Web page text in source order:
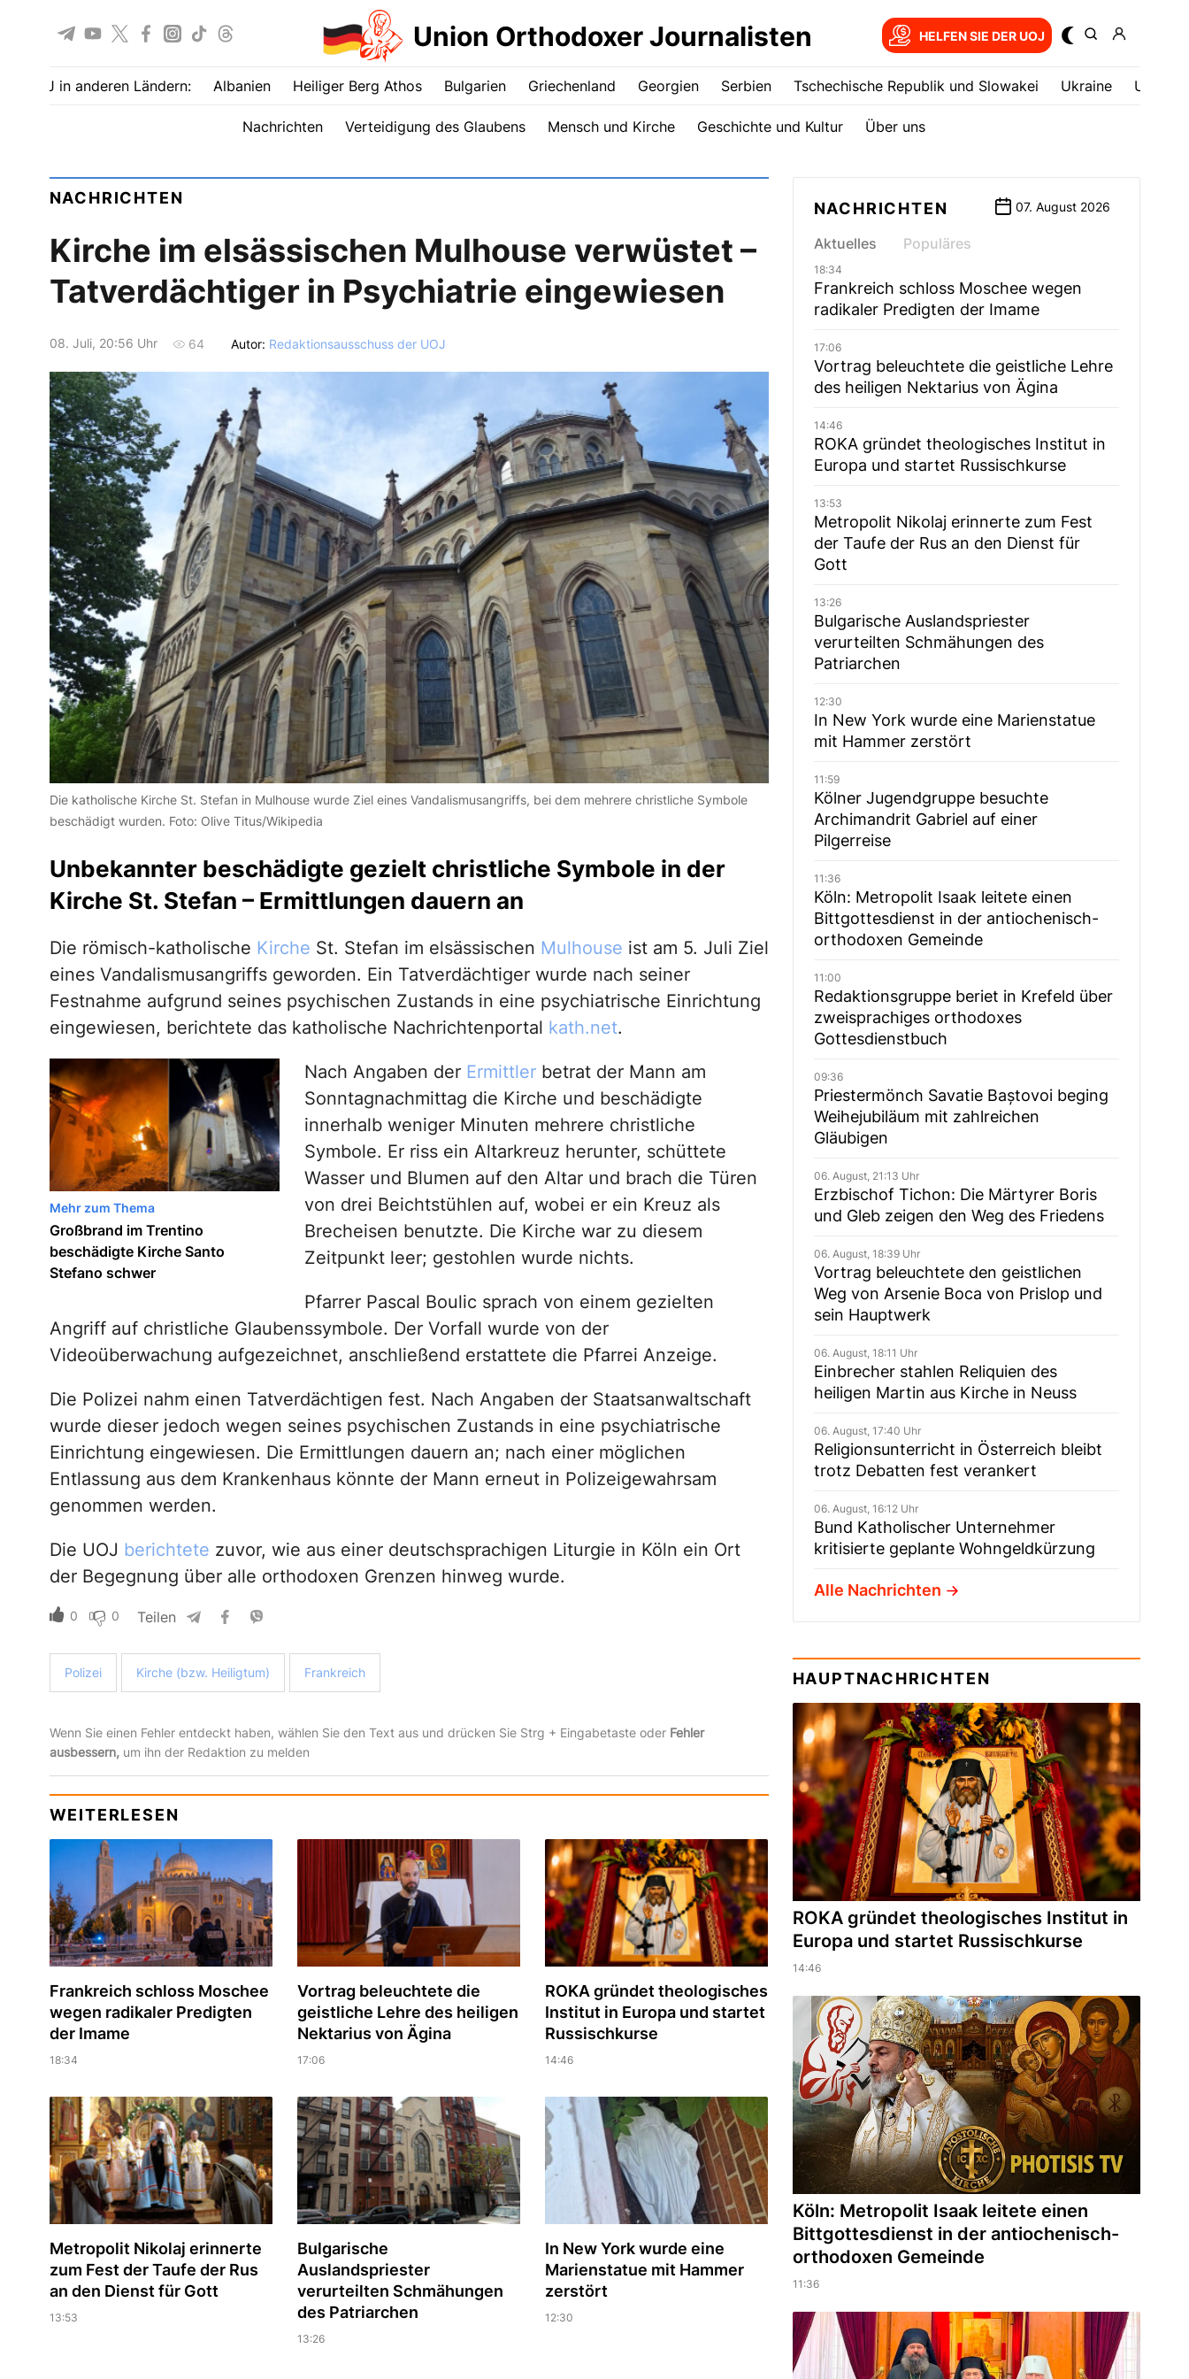
Union Orthodoxer Journalisten HELFEN SIE DER UOJ
UOJ in anderen Ländern: Albanien Heiliger Berg Athos Bulgarien Griechenland Georgien Serbien Tschechische Republik und Slowakei Ukrainе USA
Nachrichten Verteidigung des Glaubens Mensch und Kirche Geschichte und Kultur Über uns
NACHRICHTEN
Kirche im elsässischen Mulhouse verwüstet –
Tatverdächtiger in Psychiatrie eingewiesen
08. Juli, 20:56 Uhr 64 Autor: Redaktionsausschuss der UOJ
Die katholische Kirche St. Stefan in Mulhouse wurde Ziel eines Vandalismusangriffs, bei dem mehrere christliche Symbole
beschädigt wurden. Foto: Olive Titus/Wikipedia
Unbekannter beschädigte gezielt christliche Symbole in der
Kirche St. Stefan – Ermittlungen dauern an
Die römisch-katholische Kirche St. Stefan im elsässischen Mulhouse ist am 5. Juli Ziel
eines Vandalismusangriffs geworden. Ein Tatverdächtiger wurde nach seiner
Festnahme aufgrund seines psychischen Zustands in eine psychiatrische Einrichtung
eingewiesen, berichtete das katholische Nachrichtenportal kath.net.
Mehr zum Thema
Großbrand im Trentino
beschädigte Kirche Santo
Stefano schwer
Nach Angaben der Ermittlerbetrat der Mann am
Sonntagnachmittag die Kirche und beschädigte
innerhalb weniger Minuten mehrere christliche
Symbole. Er riss ein Altarkreuz herunter, schüttete
Wasser und Blumen auf den Altar und brach die Türen
von drei Beichtstühlen auf, wobei er ein Kreuz als
Brecheisen benutzte. Die Kirche war zu diesem
Zeitpunkt leer; gestohlen wurde nichts.
Pfarrer Pascal Boulic sprach von einem gezielten
Angriff auf christliche Glaubenssymbole. Der Vorfall wurde von der
Videoüberwachung aufgezeichnet, anschließend erstattete die Pfarrei Anzeige.
Die Polizei nahm einen Tatverdächtigen fest. Nach Angaben der Staatsanwaltschaft
wurde dieser jedoch wegen seines psychischen Zustands in eine psychiatrische
Einrichtung eingewiesen. Die Ermittlungen dauern an; nach einer möglichen
Entlassung aus dem Krankenhaus könnte der Mann erneut in Polizeigewahrsam
genommen werden.
Die UOJ berichtete zuvor, wie aus einer deutschsprachigen Liturgie in Köln ein Ort
der Begegnung über alle orthodoxen Grenzen hinweg wurde.
0 0 Teilen
Polizei Kirche (bzw. Heiligtum) Frankreich
Wenn Sie einen Fehler entdeckt haben, wählen Sie den Text aus und drücken Sie Strg + Eingabetaste oder Fehler
ausbessern,um ihn der Redaktion zu melden
WEITERLESEN
Frankreich schloss Moschee
wegen radikaler Predigten
der Imame
18:34
Vortrag beleuchtete die
geistliche Lehre des heiligen
Nektarius von Ägina
17:06
ROKA gründet theologisches
Institut in Europa und startet
Russischkurse
14:46
Metropolit Nikolaj erinnerte
zum Fest der Taufe der Rus
an den Dienst für Gott
13:53
Bulgarische
Auslandspriester
verurteilten Schmähungen
des Patriarchen
13:26
In New York wurde eine
Marienstatue mit Hammer
zerstört
12:30
NACHRICHTEN 07. August 2026
Aktuelles Populäres
18:34
Frankreich schloss Moschee wegen
radikaler Predigten der Imame
17:06
Vortrag beleuchtete die geistliche Lehre
des heiligen Nektarius von Ägina
14:46
ROKA gründet theologisches Institut in
Europa und startet Russischkurse
13:53
Metropolit Nikolaj erinnerte zum Fest
der Taufe der Rus an den Dienst für
Gott
13:26
Bulgarische Auslandspriester
verurteilten Schmähungen des
Patriarchen
12:30
In New York wurde eine Marienstatue
mit Hammer zerstört
11:59
Kölner Jugendgruppe besuchte
Archimandrit Gabriel auf einer
Pilgerreise
11:36
Köln: Metropolit Isaak leitete einen
Bittgottesdienst in der antiochenisch-
orthodoxen Gemeinde
11:00
Redaktionsgruppe beriet in Krefeld über
zweisprachiges orthodoxes
Gottesdienstbuch
09:36
Priestermönch Savatie Baștovoi beging
Weihejubiläum mit zahlreichen
Gläubigen
06. August, 21:13 Uhr
Erzbischof Tichon: Die Märtyrer Boris
und Gleb zeigen den Weg des Friedens
06. August, 18:39 Uhr
Vortrag beleuchtete den geistlichen
Weg von Arsenie Boca von Prislop und
sein Hauptwerk
06. August, 18:11 Uhr
Einbrecher stahlen Reliquien des
heiligen Martin aus Kirche in Neuss
06. August, 17:40 Uhr
Religionsunterricht in Österreich bleibt
trotz Debatten fest verankert
06. August, 16:12 Uhr
Bund Katholischer Unternehmer
kritisierte geplante Wohngeldkürzung
Alle Nachrichten
HAUPTNACHRICHTEN
ROKA gründet theologisches Institut in
Europa und startet Russischkurse
14:46
Köln: Metropolit Isaak leitete einen
Bittgottesdienst in der antiochenisch-
orthodoxen Gemeinde
11:36